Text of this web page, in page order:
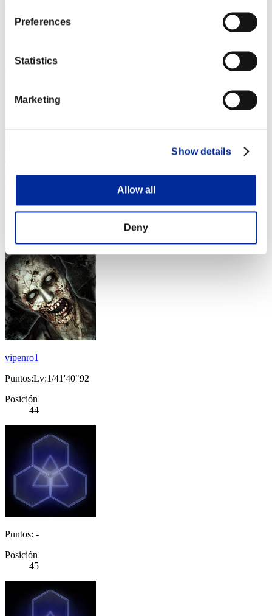
Preferences
Statistics
Marketing
Show details
Allow all
Deny
Puntos:Lv:1/37'19"81
42
vipenro1
Puntos:Lv:1/41'40"92
Posición
44
Puntos: -
Posición
45